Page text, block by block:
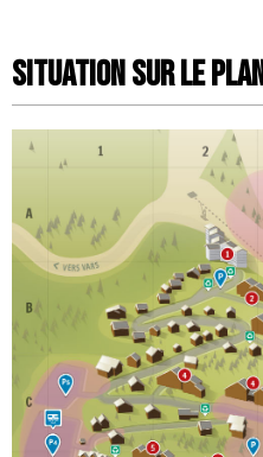
Situation sur le